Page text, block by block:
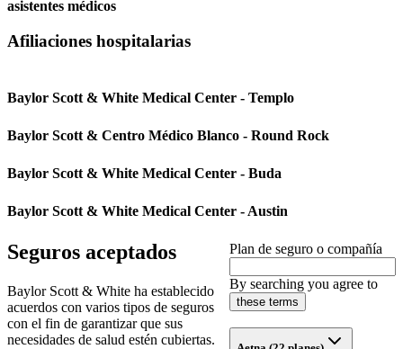
asistentes médicos
Afiliaciones hospitalarias
Baylor Scott & White Medical Center - Templo
Baylor Scott & Centro Médico Blanco - Round Rock
Baylor Scott & White Medical Center - Buda
Baylor Scott & White Medical Center - Austin
Seguros aceptados
Baylor Scott & White ha establecido
acuerdos con varios tipos de seguros
con el fin de garantizar que sus
necesidades de salud estén cubiertas.
Plan de seguro o compañía
By searching you agree to
these terms